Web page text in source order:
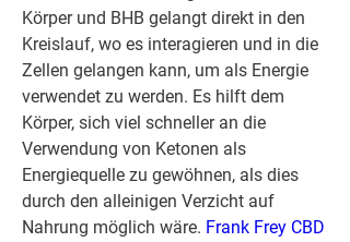
Körper und BHB gelangt direkt in den
Kreislauf, wo es interagieren und in die
Zellen gelangen kann, um als Energie
verwendet zu werden. Es hilft dem
Körper, sich viel schneller an die
Verwendung von Ketonen als
Energiequelle zu gewöhnen, als dies
durch den alleinigen Verzicht auf
Nahrung möglich wäre. Frank Frey CBD